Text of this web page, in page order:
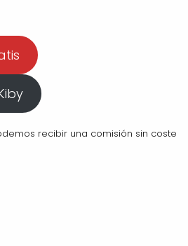
recibir una comisión sin coste